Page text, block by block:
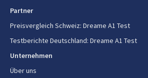
Motortyp Bürstenlos
Eingebautes Display
Partner
Preisvergleich Schweiz: Dreame A1 Test
Testberichte Deutschland: Dreame A1 Test
Unternehmen
Über uns